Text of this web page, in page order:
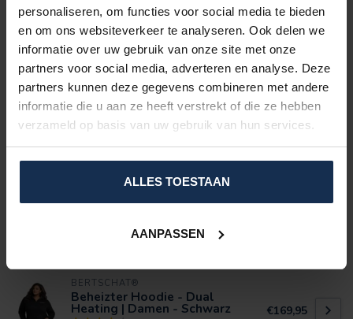
personaliseren, om functies voor social media te bieden
en om ons websiteverkeer te analyseren. Ook delen we
informatie over uw gebruik van onze site met onze
partners voor social media, adverteren en analyse. Deze
partners kunnen deze gegevens combineren met andere
informatie die u aan ze heeft verstrekt of die ze hebben
verzameld op basis van uw gebruik van hun services.
ALLES TOESTAAN
AANPASSEN
Inklusive: leistungsstarke Powerbank (6.000 oder 10.000
mAh) + USB-Ladesystem
5 große Heizzonen (Kohlefaser)
Einstellbar in drei Heizstufen
Waschbar
Material: 100% Polyester
Beheizung bis zu 10 Stunden
Damenmodell
EIGENSCHAFTEN
BEWERTUNGEN
BERTSCHAT®
Beheizter Hoodie - Dual
Heating | Damen - Schwarz €169,95